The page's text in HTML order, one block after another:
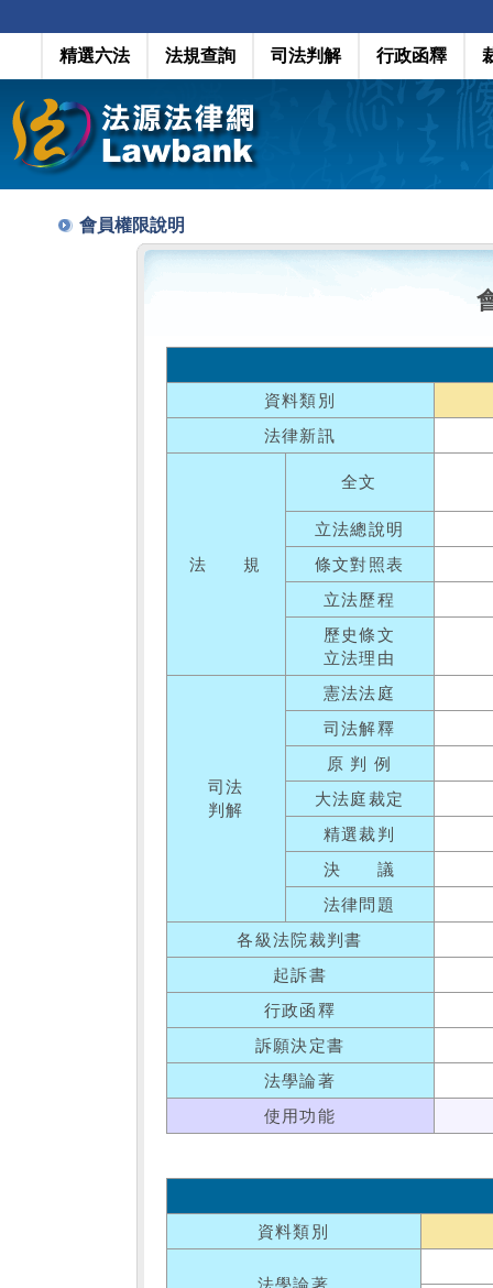
精選六法 法規查詢 司法判解 行政函釋
會員權限說明
資料類別
法律新訊
法 規
全文
立法總說明
條文對照表
立法歷程
歷史條文
立法理由
司法
判解
憲法法庭
司法解釋
原 判 例
大法庭裁定
精選裁判
決 議
法律問題
各級法院裁判書
起訴書
行政函釋
訴願決定書
法學論著
使用功能
資料類別
法學論著